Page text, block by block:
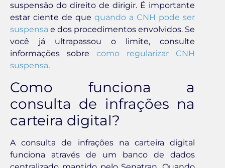
suspensão do direito de dirigir. É importante
estar ciente de que quando a CNH pode ser
suspensa e dos procedimentos envolvidos. Se
você já ultrapassou o limite, consulte
informações sobre como regularizar CNH
suspensa.
Como funciona a
consulta de infrações na
carteira digital?
A consulta de infrações na carteira digital
funciona através de um banco de dados